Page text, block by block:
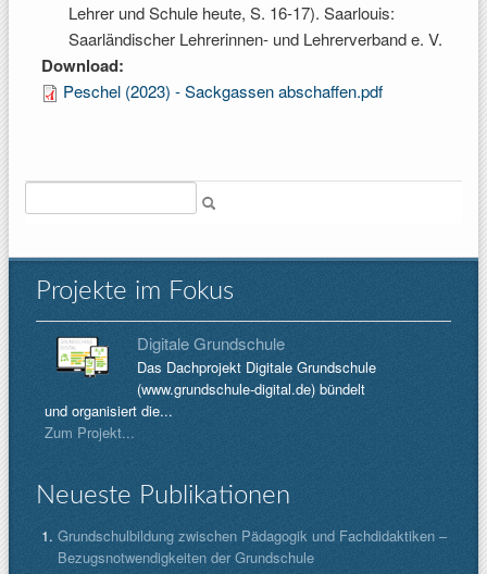
Lehrer und Schule heute, S. 16-17). Saarlouis:
Saarländischer Lehrerinnen- und Lehrerverband e. V.
Download:
Peschel (2023) - Sackgassen abschaffen.pdf
Projekte im Fokus
Digitale Grundschule
Das Dachprojekt Digitale Grundschule
(www.grundschule-digital.de) bündelt
und organisiert die...
Zum Projekt...
Neueste Publikationen
Grundschulbildung zwischen Pädagogik und Fachdidaktiken –
Bezugsnotwendigkeiten der Grundschule